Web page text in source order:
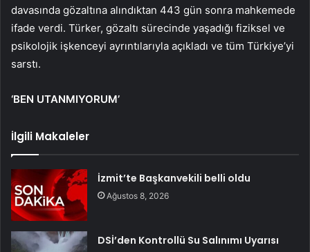
davasında gözaltına alındıktan 443 gün sonra mahkemede
ifade verdi. Türker, gözaltı sürecinde yaşadığı fiziksel ve
psikolojik işkenceyi ayrıntılarıyla açıkladı ve tüm Türkiye’yi
sarstı.
‘BEN UTANMIYORUM’
İlgili Makaleler
İzmit’te Başkanvekili belli oldu
Ağustos 8, 2026
DSİ’den Kontrollü Su Salınımı Uyarısı